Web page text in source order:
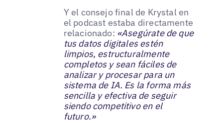
Y el consejo final de Krystal en
el podcast estaba directamente
relacionado: «Asegúrate de que
tus datos digitales estén
limpios, estructuralmente
completos y sean fáciles de
analizar y procesar para un
sistema de IA. Es la forma más
sencilla y efectiva de seguir
siendo competitivo en el
futuro.»